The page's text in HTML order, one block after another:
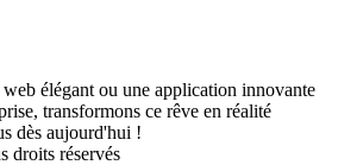
élégant ou une application innovante
transformons ce rêve en réalité
dès aujourd'hui !
droits réservés